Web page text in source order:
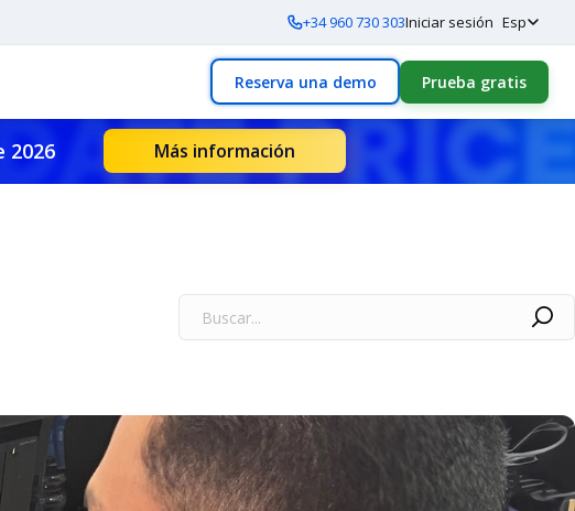
+34 960 730 303Iniciar sesión Esp
Reserva una demo Prueba gratis
2026 Más información